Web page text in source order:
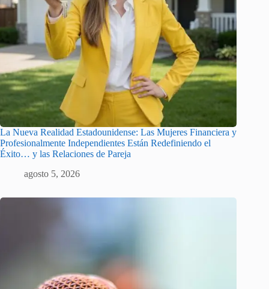
La Nueva Realidad Estadounidense: Las Mujeres Financiera y
Profesionalmente Independientes Están Redefiniendo el
Éxito… y las Relaciones de Pareja
agosto 5, 2026